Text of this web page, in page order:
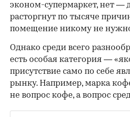
эконом-супермаркет, нет —
расторгнут по тысяче
помещение никому не
Однако среди всего
есть особая категория —
присутствие само по себе
рынку. Например, марка
не вопрос кофе, а вопрос